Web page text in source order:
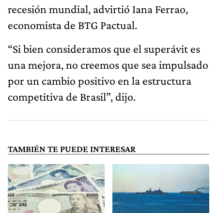
recesión mundial, advirtió Iana Ferrao,
economista de BTG Pactual.
“Si bien consideramos que el superávit es
una mejora, no creemos que sea impulsado
por un cambio positivo en la estructura
competitiva de Brasil”, dijo.
TAMBIÉN TE PUEDE INTERESAR